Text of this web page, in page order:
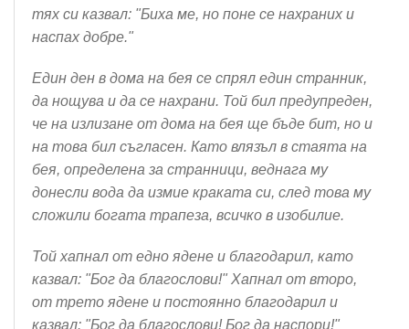
тях си казвал: "Биха ме, но поне се нахраних и
наспах добре."
Един ден в дома на бея се спрял един странник,
да нощува и да се нахрани. Той бил предупреден,
че на излизане от дома на бея ще бъде бит, но и
на това бил съгласен. Като влязъл в стаята на
бея, определена за странници, веднага му
донесли вода да измие краката си, след това му
сложили богата трапеза, всичко в изобилие.
Той хапнал от едно ядене и благодарил, като
казвал: "Бог да благослови!" Хапнал от второ,
от трето ядене и постоянно благодарил и
казвал: "Бог да благослови! Бог да наспори!"